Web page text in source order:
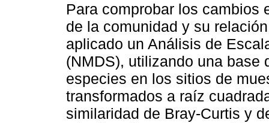
Para comprobar los cambios
de la comunidad y su
aplicado un Análisis de
(NMDS), utilizando una base
especies en los sitios de
transformados a raíz
similaridad de Bray-Curtis y